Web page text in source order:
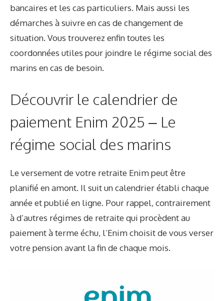
bancaires et les cas particuliers. Mais aussi les
démarches à suivre en cas de changement de
situation. Vous trouverez enfin toutes les
coordonnées utiles pour joindre le régime social des
marins en cas de besoin.
Découvrir le calendrier de
paiement Enim 2025 – Le
régime social des marins
Le versement de votre retraite Enim peut être
planifié en amont. Il suit un calendrier établi chaque
année et publié en ligne. Pour rappel, contrairement
à d’autres régimes de retraite qui procèdent au
paiement à terme échu, l’Enim choisit de vous verser
votre pension avant la fin de chaque mois.